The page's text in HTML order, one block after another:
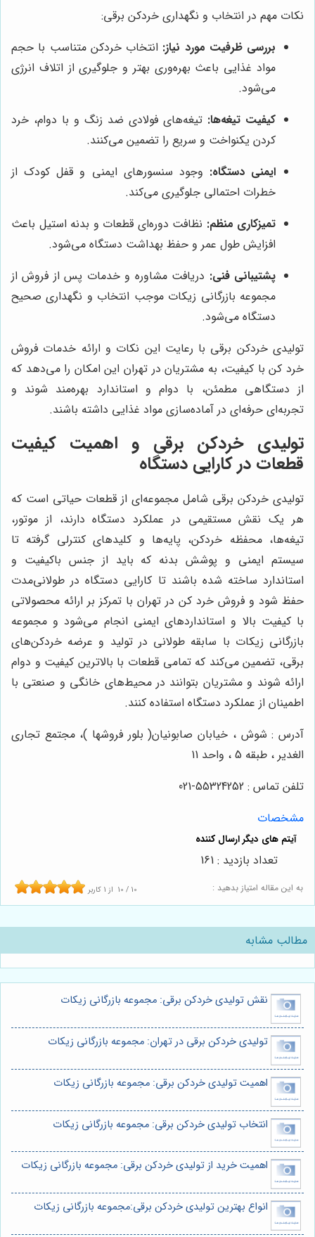
نکات مهم در انتخاب و نگهداری خردکن برقی:
بررسی ظرفیت مورد نیاز: انتخاب خردکن متناسب با حجم
مواد غذایی باعث بهره‌وری بهتر و جلوگیری از اتلاف انرژی
می‌شود.
کیفیت تیغه‌ها: تیغه‌های فولادی ضد زنگ و با دوام، خرد
کردن یکنواخت و سریع را تضمین می‌کنند.
ایمنی دستگاه: وجود سنسورهای ایمنی و قفل کودک از
خطرات احتمالی جلوگیری می‌کند.
تمیزکاری منظم: نظافت دوره‌ای قطعات و بدنه استیل باعث
افزایش طول عمر و حفظ بهداشت دستگاه می‌شود.
پشتیبانی فنی: دریافت مشاوره و خدمات پس از فروش از
مجموعه بازرگانی زیکات موجب انتخاب و نگهداری صحیح
دستگاه می‌شود.
تولیدی خردکن برقی با رعایت این نکات و ارائه خدمات فروش
خرد کن با کیفیت، به مشتریان در تهران این امکان را می‌دهد که
از دستگاهی مطمئن، با دوام و استاندارد بهره‌مند شوند و
تجربه‌ای حرفه‌ای در آماده‌سازی مواد غذایی داشته باشند.
تولیدی خردکن برقی و اهمیت کیفیت
قطعات در کارایی دستگاه
تولیدی خردکن برقی شامل مجموعه‌ای از قطعات حیاتی است که
هر یک نقش مستقیمی در عملکرد دستگاه دارند، از موتور،
تیغه‌ها، محفظه خردکن، پایه‌ها و کلیدهای کنترلی گرفته تا
سیستم ایمنی و پوشش بدنه که باید از جنس باکیفیت و
استاندارد ساخته شده باشند تا کارایی دستگاه در طولانی‌مدت
حفظ شود و فروش خرد کن در تهران با تمرکز بر ارائه محصولاتی
با کیفیت بالا و استانداردهای ایمنی انجام می‌شود و مجموعه
بازرگانی زیکات با سابقه طولانی در تولید و عرضه خردکن‌های
برقی، تضمین می‌کند که تمامی قطعات با بالاترین کیفیت و دوام
ارائه شوند و مشتریان بتوانند در محیط‌های خانگی و صنعتی با
اطمینان از عملکرد دستگاه استفاده کنند.
آدرس : شوش ، خیابان صابونیان( بلور فروشها )، مجتمع تجاری
الغدیر ، طبقه 5 ، واحد 11
تلفن تماس : 55324252-021
مشخصات
به این مقاله امتیاز بدهید : 10 / 10 از 1 کاربر
تعداد بازدید : 161
مطالب مشابه
نقش تولیدی خردکن برقی: مجموعه بازرگانی زیکات
تولیدی خردکن برقی در تهران: مجموعه بازرگانی زیکات
اهمیت تولیدی خردکن برقی: مجموعه بازرگانی زیکات
انتخاب تولیدی خردکن برقی: مجموعه بازرگانی زیکات
اهمیت خرید از تولیدی خردکن برقی: مجموعه بازرگانی زیکات
انواع بهترین تولیدی خردکن برقی:مجموعه بازرگانی زیکات